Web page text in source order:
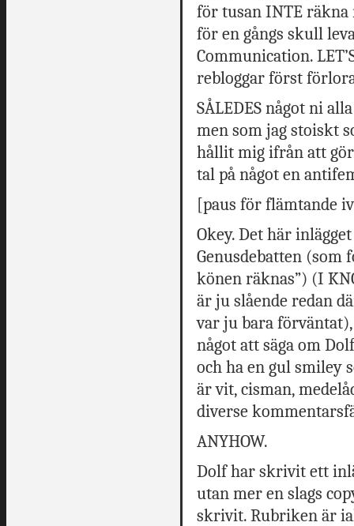
för tusan INTE räkna
för en gångs skull
Communication.
rebloggar först
SÅLEDES något ni
men som jag stoiskt
hållit mig ifrån att
tal på något en
[paus för flämtande
Okey. Det här
Genusdebatten (som
könen räknas”) (I
är ju slående redan
var ju bara
något att säga om
och ha en gul smiley
är vit, cisman,
diverse
ANYHOW.
Dolf har skrivit ett
utan mer en slags
skrivit. Rubriken är